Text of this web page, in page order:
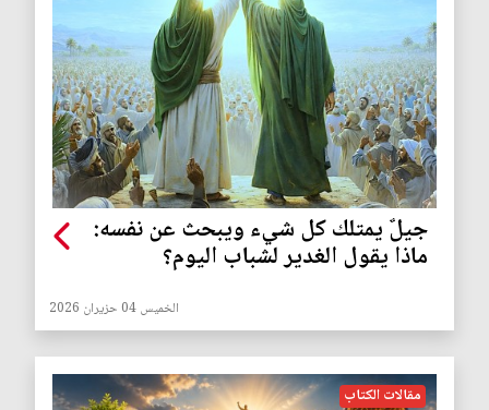
جيلٌ يمتلك كل شيء ويبحث عن نفسه:
ماذا يقول الغدير لشباب اليوم؟
الخميس 04 حزيران 2026
مقالات الكتاب